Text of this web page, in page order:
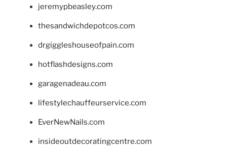
jeremypbeasley.com
thesandwichdepotcos.com
drgiggleshouseofpain.com
hotflashdesigns.com
garagenadeau.com
lifestylechauffeurservice.com
EverNewNails.com
insideoutdecoratingcentre.com